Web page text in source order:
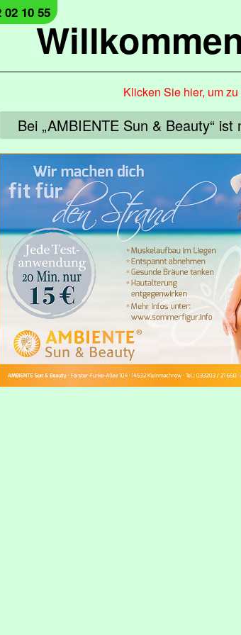
10 55
Klicken Sie hier, um
Bei „AMBIENTE Sun & Beauty“